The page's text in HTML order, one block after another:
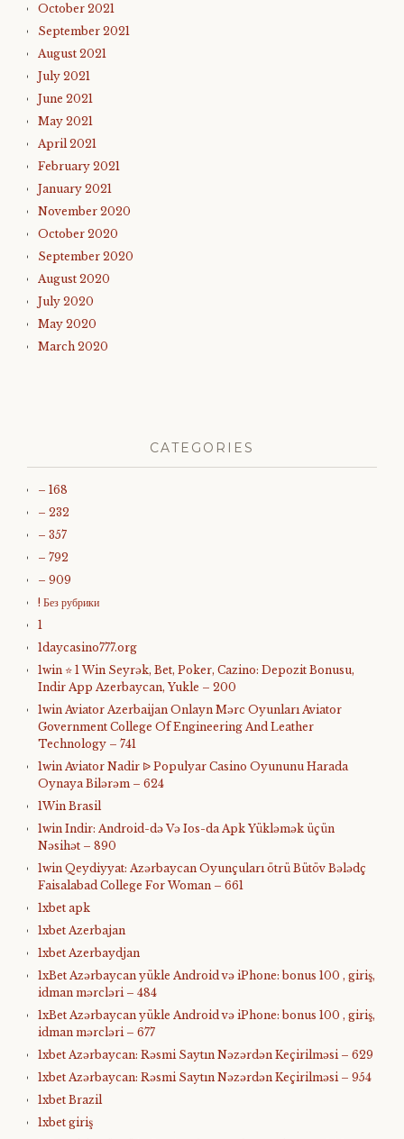
October 2021
September 2021
August 2021
July 2021
June 2021
May 2021
April 2021
February 2021
January 2021
November 2020
October 2020
September 2020
August 2020
July 2020
May 2020
March 2020
CATEGORIES
– 168
– 232
– 357
– 792
– 909
! Без рубрики
1
1daycasino777.org
1win ⭐ 1 Win Seyrək, Bet, Poker, Cazino: Depozit Bonusu,
Indir App Azerbaycan, Yukle – 200
1win Aviator Azerbaijan Onlayn Mərc Oyunları Aviator
Government College Of Engineering And Leather
Technology – 741
1win Aviator Nadir ᐉ Populyar Casino Oyununu Harada
Oynaya Bilərəm – 624
1Win Brasil
1win Indir: Android-də Və Ios-da Apk Yükləmək üçün
Nəsihət – 890
1win Qeydiyyat: Azərbaycan Oyunçuları ötrü Bütöv Bələdç
Faisalabad College For Woman – 661
1xbet apk
1xbet Azerbajan
1xbet Azerbaydjan
1xBet Azərbaycan yükle Android və iPhone: bonus 100 , giriş,
idman mərcləri – 484
1xBet Azərbaycan yükle Android və iPhone: bonus 100 , giriş,
idman mərcləri – 677
1xbet Azərbaycan: Rəsmi Saytın Nəzərdən Keçirilməsi – 629
1xbet Azərbaycan: Rəsmi Saytın Nəzərdən Keçirilməsi – 954
1xbet Brazil
1xbet giriş